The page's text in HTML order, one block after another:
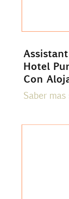
Hotel
Con
Saber